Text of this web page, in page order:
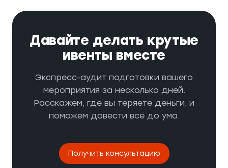
Давайте делать крутые
ивенты вместе
Экспресс-аудит подготовки вашего
мероприятия за несколько дней.
Расскажем, где вы теряете деньги, и
поможем довести всё до ума.
Получить консультацию